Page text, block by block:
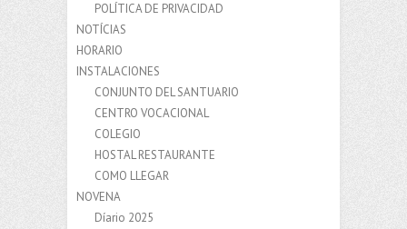
POLÍTICA DE PRIVACIDAD
NOTÍCIAS
HORARIO
INSTALACIONES
CONJUNTO DEL SANTUARIO
CENTRO VOCACIONAL
COLEGIO
HOSTAL RESTAURANTE
COMO LLEGAR
NOVENA
Díario 2025